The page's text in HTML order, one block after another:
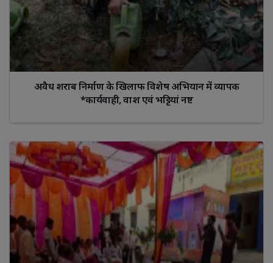
अवैध शराब निर्माण के खिलाफ विशेष अभियान में व्यापक
*कार्यवाही, वाश एवं भट्टियां नष्ट